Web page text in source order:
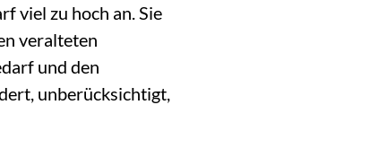
viel zu hoch an. Sie
veralteten
und den
unberücksichtigt,